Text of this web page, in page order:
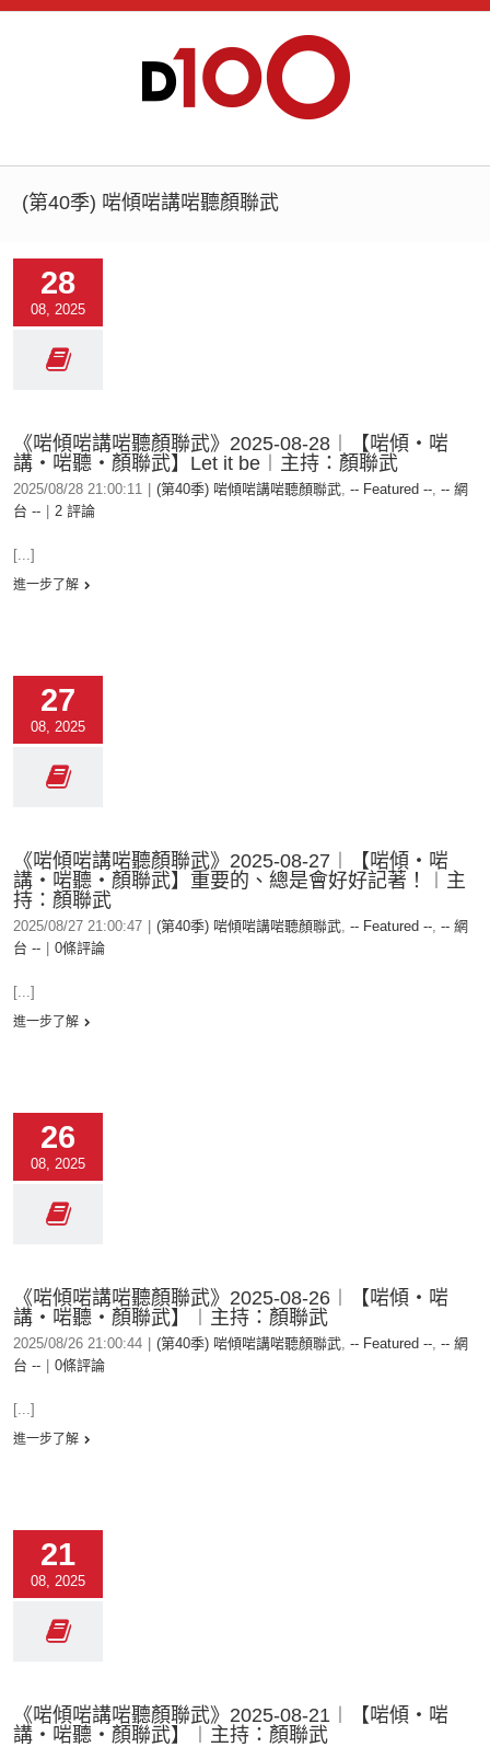
(第40季) 啱傾啱講啱聽顏聯武
28
08, 2025
《啱傾啱講啱聽顏聯武》2025-08-28︱【啱傾‧啱
講‧啱聽‧顏聯武】Let it be︱主持：顏聯武
2025/08/28 21:00:11 (第40季) 啱傾啱講啱聽顏聯武, -- Featured --, -- 網
台 --
2 評論
[...]
進一步了解
27
08, 2025
《啱傾啱講啱聽顏聯武》2025-08-27︱【啱傾‧啱
講‧啱聽‧顏聯武】重要的、總是會好好記著！︱主
持：顏聯武
2025/08/27 21:00:47 (第40季) 啱傾啱講啱聽顏聯武, -- Featured --, -- 網
台 --
0條評論
[...]
進一步了解
26
08, 2025
《啱傾啱講啱聽顏聯武》2025-08-26︱【啱傾‧啱
講‧啱聽‧顏聯武】︱主持：顏聯武
2025/08/26 21:00:44 (第40季) 啱傾啱講啱聽顏聯武, -- Featured --, -- 網
台 --
0條評論
[...]
進一步了解
21
08, 2025
《啱傾啱講啱聽顏聯武》2025-08-21︱【啱傾‧啱
講‧啱聽‧顏聯武】︱主持：顏聯武